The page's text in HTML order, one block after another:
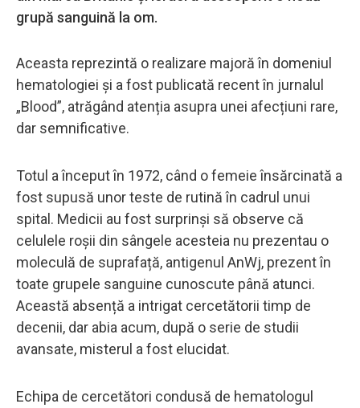
grupă sanguină la om.
Aceasta reprezintă o realizare majoră în domeniul
hematologiei și a fost publicată recent în jurnalul
„Blood”, atrăgând atenția asupra unei afecțiuni rare,
dar semnificative.
Totul a început în 1972, când o femeie însărcinată a
fost supusă unor teste de rutină în cadrul unui
spital. Medicii au fost surprinși să observe că
celulele roșii din sângele acesteia nu prezentau o
moleculă de suprafață, antigenul AnWj, prezent în
toate grupele sanguine cunoscute până atunci.
Această absență a intrigat cercetătorii timp de
decenii, dar abia acum, după o serie de studii
avansate, misterul a fost elucidat.
Echipa de cercetători condusă de hematologul